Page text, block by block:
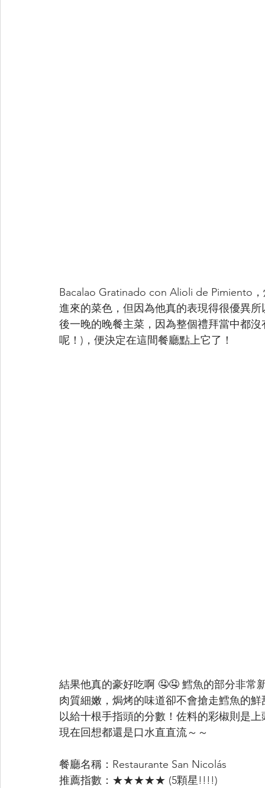
Bacalao Gratinado con Alioli de Pimiento
進來的菜色，但因為他真的表現得很優異
後一晚的晚餐主菜，因為整個禮拜當中都
呢！)，便決定在這間餐廳點上它了！
結果他真的豪好吃啊 🤤🤤 鱈魚的部分非常
肉質細嫩，焗烤的味道卻不會搶走鱈魚的
以給十根手指頭的分數！佐料的彩椒則是
現在回想都還是口水直直流～～
餐廳名稱：Restaurante San Nicolás
推薦指數：★★★★★ (5顆星!!!!)